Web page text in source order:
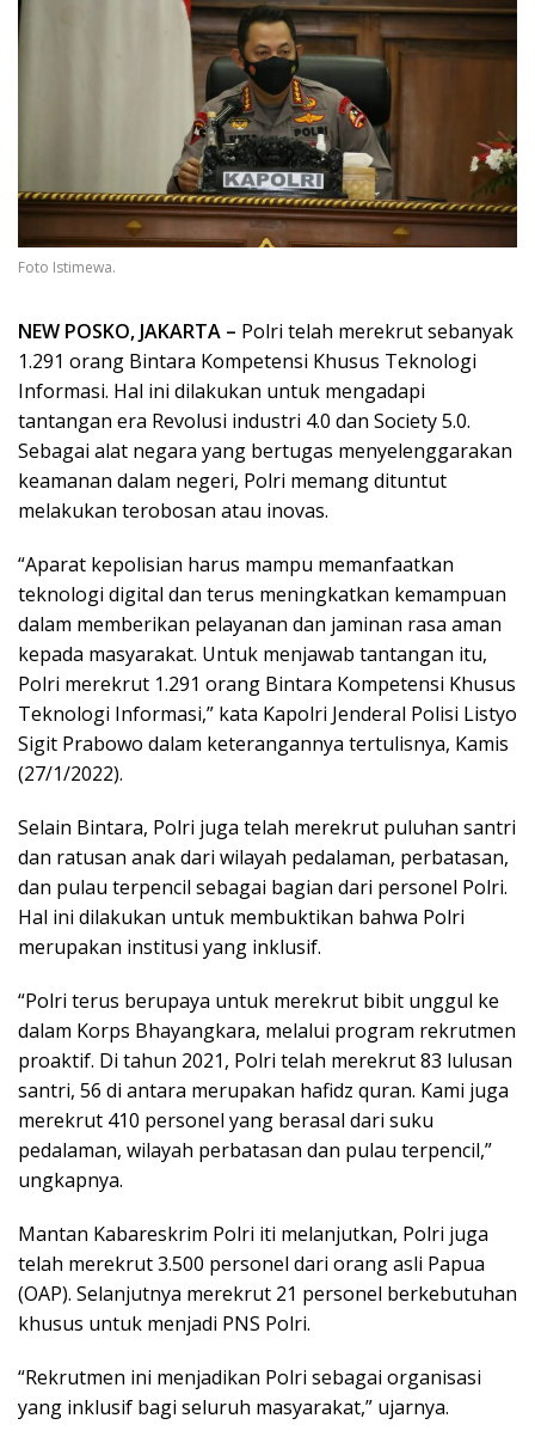
Foto Istimewa.
NEW POSKO, JAKARTA – Polri telah merekrut sebanyak
1.291 orang Bintara Kompetensi Khusus Teknologi
Informasi. Hal ini dilakukan untuk mengadapi
tantangan era Revolusi industri 4.0 dan Society 5.0.
Sebagai alat negara yang bertugas menyelenggarakan
keamanan dalam negeri, Polri memang dituntut
melakukan terobosan atau inovas.
“Aparat kepolisian harus mampu memanfaatkan
teknologi digital dan terus meningkatkan kemampuan
dalam memberikan pelayanan dan jaminan rasa aman
kepada masyarakat. Untuk menjawab tantangan itu,
Polri merekrut 1.291 orang Bintara Kompetensi Khusus
Teknologi Informasi,” kata Kapolri Jenderal Polisi Listyo
Sigit Prabowo dalam keterangannya tertulisnya, Kamis
(27/1/2022).
Selain Bintara, Polri juga telah merekrut puluhan santri
dan ratusan anak dari wilayah pedalaman, perbatasan,
dan pulau terpencil sebagai bagian dari personel Polri.
Hal ini dilakukan untuk membuktikan bahwa Polri
merupakan institusi yang inklusif.
“Polri terus berupaya untuk merekrut bibit unggul ke
dalam Korps Bhayangkara, melalui program rekrutmen
proaktif. Di tahun 2021, Polri telah merekrut 83 lulusan
santri, 56 di antara merupakan hafidz quran. Kami juga
merekrut 410 personel yang berasal dari suku
pedalaman, wilayah perbatasan dan pulau terpencil,”
ungkapnya.
Mantan Kabareskrim Polri iti melanjutkan, Polri juga
telah merekrut 3.500 personel dari orang asli Papua
(OAP). Selanjutnya merekrut 21 personel berkebutuhan
khusus untuk menjadi PNS Polri.
“Rekrutmen ini menjadikan Polri sebagai organisasi
yang inklusif bagi seluruh masyarakat,” ujarnya.